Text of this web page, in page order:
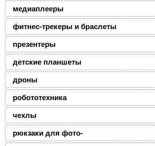
медиаплееры
фитнес-трекеры и браслеты
презентеры
детские планшеты
дроны
робототехника
чехлы
рюкзаки для фото-